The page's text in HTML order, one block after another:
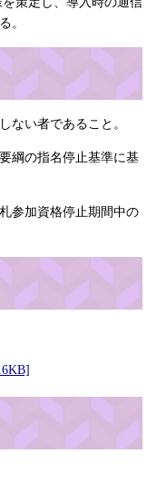
。
ない者であること。
綱の指名停止基準に基
参加資格停止期間中の